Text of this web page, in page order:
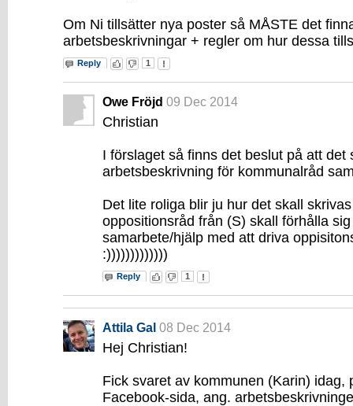
Om Ni tillsätter nya poster så MÅSTE det
arbetsbeskrivningar + regler om hur dessa
Reply 1
Owe Fröjd 09 Dec 2014
Christian
I förslaget så finns det beslut på att det
arbetsbeskrivning för kommunalråd
Det lite roliga blir ju hur det skall
oppositionsråd från (S) skall förhålla
samarbete/hjälp med att driva
:)))))))))))))
Reply 1
Attila Gal 08 Dec 2014
Hej Christian!
Fick svaret av kommunen (Karin) idag,
Facebook-sida, ang.